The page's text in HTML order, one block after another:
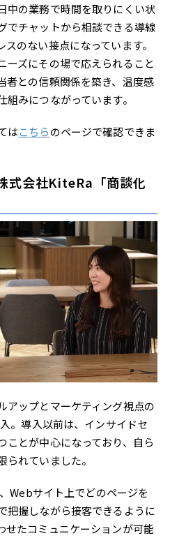
中の業務で時間を取りにくい状
でチャットから相談できる導線
のない接点になっています。
ーズにその場で応えられること
者との信頼関係を築き、温度感
みにつながっています。
はこちらのページで確認できま
式会社KiteRa「商談化
アップとマーケティング視点の
。導入以前は、インサイドセ
ことが中心になっており、自ら
られていました。
Webサイト上でどのページを
把握しながら接客できるように
せたコミュニケーションが可能